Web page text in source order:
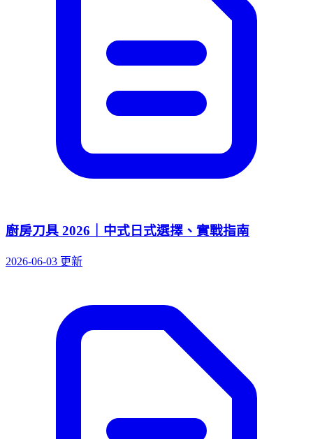
廚房刀具 2026｜中式日式選擇、實戰指南
2026-06-03 更新